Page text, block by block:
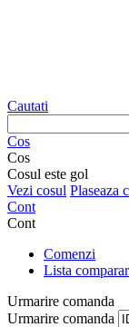
Cautati
Cos
Cos
Cosul este gol
Vezi cosul Plaseaza
Cont
Cont
Comenzi
Lista
Urmarire comanda
Urmarire comanda